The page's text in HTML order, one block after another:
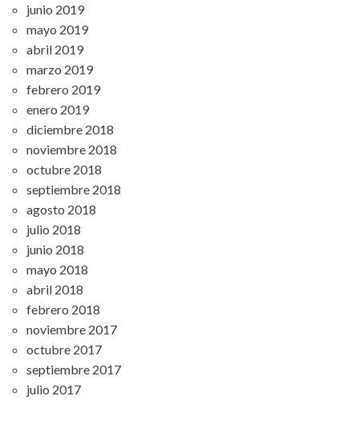
junio 2019
mayo 2019
abril 2019
marzo 2019
febrero 2019
enero 2019
diciembre 2018
noviembre 2018
octubre 2018
septiembre 2018
agosto 2018
julio 2018
junio 2018
mayo 2018
abril 2018
febrero 2018
noviembre 2017
octubre 2017
septiembre 2017
julio 2017